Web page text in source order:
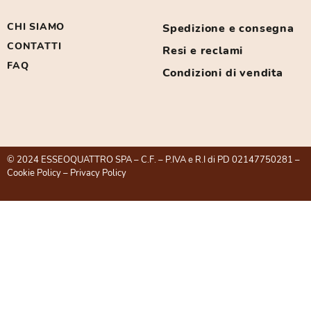
CHI SIAMO
CONTATTI
FAQ
Spedizione e consegna
Resi e reclami
Condizioni di vendita
© 2024 ESSEOQUATTRO SPA – C.F. – P.IVA e R.I di PD 02147750281 –
Cookie Policy– Privacy Policy